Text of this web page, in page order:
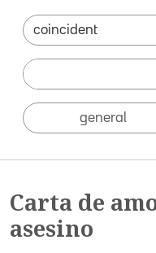
general
Carta de
asesino